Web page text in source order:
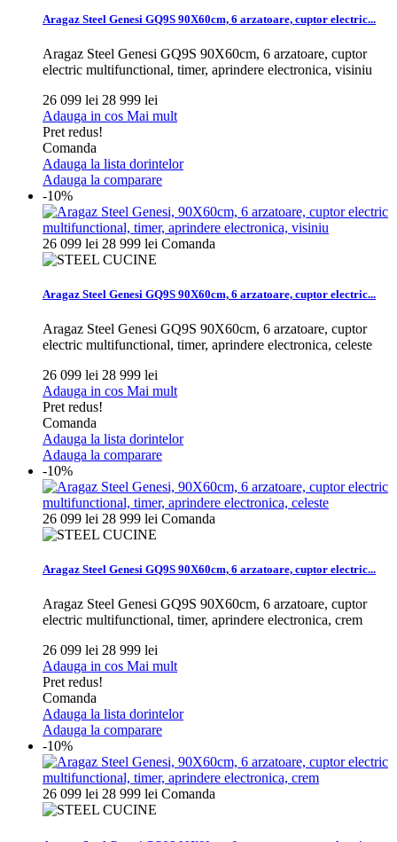
Aragaz Steel Genesi GQ9S 90X60cm, 6 arzatoare, cuptor electric...
Aragaz Steel Genesi GQ9S 90X60cm, 6 arzatoare, cuptor
electric multifunctional, timer, aprindere electronica, visiniu
26 099 lei 28 999 lei
Adauga in cos Mai mult
Pret redus!
Comanda
Adauga la lista dorintelor
Adauga la comparare
-10%
26 099 lei 28 999 lei Comanda
Aragaz Steel Genesi GQ9S 90X60cm, 6 arzatoare, cuptor electric...
Aragaz Steel Genesi GQ9S 90X60cm, 6 arzatoare, cuptor
electric multifunctional, timer, aprindere electronica, celeste
26 099 lei 28 999 lei
Adauga in cos Mai mult
Pret redus!
Comanda
Adauga la lista dorintelor
Adauga la comparare
-10%
26 099 lei 28 999 lei Comanda
Aragaz Steel Genesi GQ9S 90X60cm, 6 arzatoare, cuptor electric...
Aragaz Steel Genesi GQ9S 90X60cm, 6 arzatoare, cuptor
electric multifunctional, timer, aprindere electronica, crem
26 099 lei 28 999 lei
Adauga in cos Mai mult
Pret redus!
Comanda
Adauga la lista dorintelor
Adauga la comparare
-10%
26 099 lei 28 999 lei Comanda